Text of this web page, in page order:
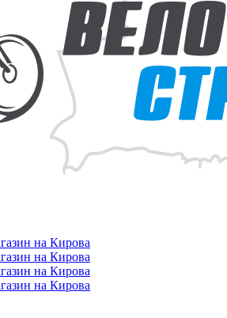
на Кирова
на Кирова
на Кирова
на Кирова